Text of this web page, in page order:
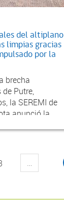
del altiplano
limpias gracias
por la
brecha
Putre,
la SEREMI de
anunció la
…